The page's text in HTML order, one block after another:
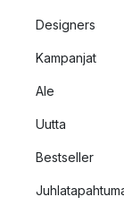
Designers
Kampanjat
Ale
Uutta
Bestseller